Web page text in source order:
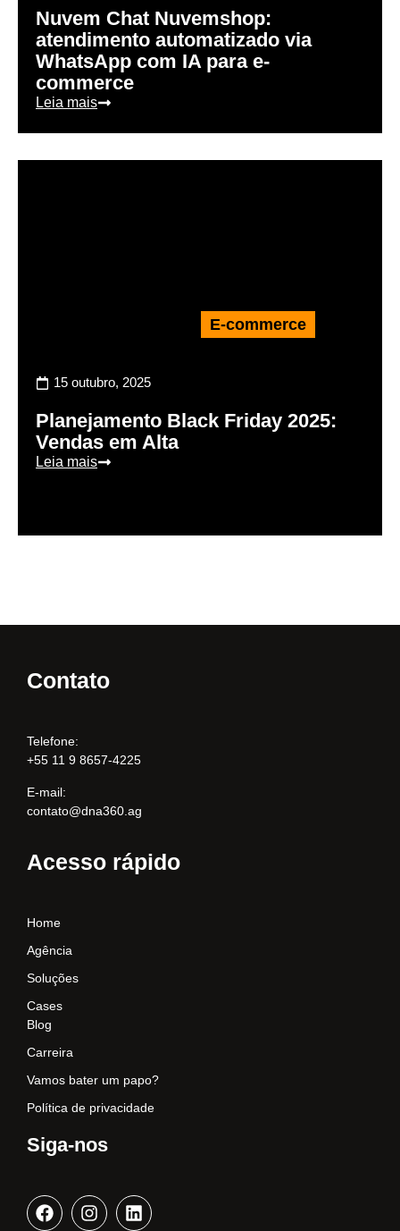
Nuvem Chat Nuvemshop:
atendimento automatizado via
WhatsApp com IA para e-
commerce
Leia mais
E-commerce
15 outubro, 2025
Planejamento Black Friday 2025:
Vendas em Alta
Leia mais
Contato
Telefone:
+55 11 9 8657-4225
E-mail:
contato@dna360.ag
Acesso rápido
Home
Agência
Soluções
Cases
Blog
Carreira
Vamos bater um papo?
Política de privacidade
Siga-nos